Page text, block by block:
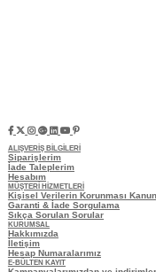
ALIŞVERİŞ BİLGİLERİ
Siparişlerim
İade Taleplerim
Hesabım
MÜŞTERİ HİZMETLERİ
Kişisel Verilerin Korunması
Garanti & İade Sorgulama
Sıkça Sorulan Sorular
KURUMSAL
Hakkımızda
İletişim
Hesap Numaralarımız
E-BÜLTEN KAYIT